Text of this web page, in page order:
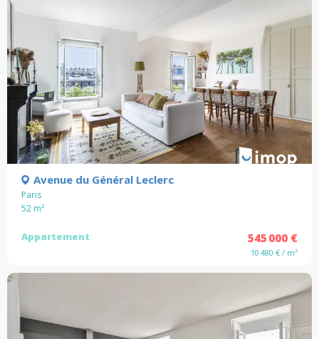
Avenue du Général Leclerc
Paris
52 m²
Appartement 545 000 €
10 480 € / m²